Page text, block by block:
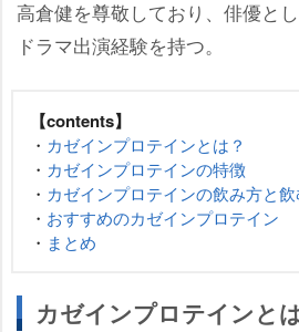
高倉健を尊敬しており、俳優と
ドラマ出演経験を持つ。
【contents】
・ カゼインプロテインとは？
・ カゼインプロテインの特徴
・ カゼインプロテインの飲み方と
・ おすすめのカゼインプロテイン
・ まとめ
カゼインプロテインと